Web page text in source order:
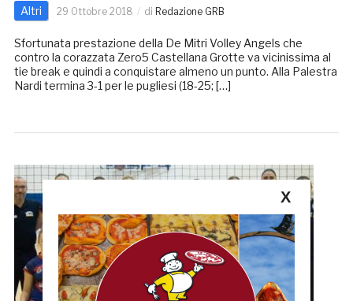
Altri 29 Ottobre 2018 di Redazione GRB
Sfortunata prestazione della De Mitri Volley Angels che
contro la corazzata Zero5 Castellana Grotte va vicinissima al
tie break e quindi a conquistare almeno un punto. Alla Palestra
Nardi termina 3-1 per le pugliesi (18-25; […]
X